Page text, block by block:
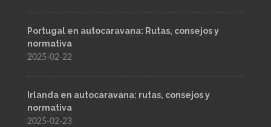
Portugal en autocaravana: Rutas, consejos y
normativa
2025-02-22
Irlanda en autocaravana: rutas, consejos y
normativa
2025-02-23